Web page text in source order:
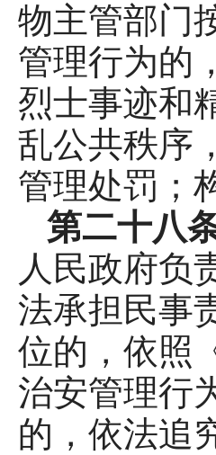
物主管部门
管理行为的
烈士事迹和
乱公共秩序
管理处罚；
第二十八
人民政府负
法承担民事
位的，依照
治安管理行
的，依法追